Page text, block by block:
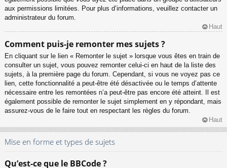
aux permissions limitées. Pour plus d’informations, veuillez contacter un
administrateur du forum.
Haut
Comment puis-je remonter mes sujets ?
En cliquant sur le lien « Remonter le sujet » lorsque vous êtes en train de
consulter un sujet, vous pouvez remonter celui-ci en haut de la liste des
sujets, à la première page du forum. Cependant, si vous ne voyez pas ce
lien, cette fonctionnalité a peut-être été désactivée ou le temps d’attente
nécessaire entre les remontées n’a peut-être pas encore été atteint. Il est
également possible de remonter le sujet simplement en y répondant, mais
assurez-vous de le faire tout en respectant les règles du forum.
Haut
Mise en forme et types de sujets
Qu’est-ce que le BBCode ?